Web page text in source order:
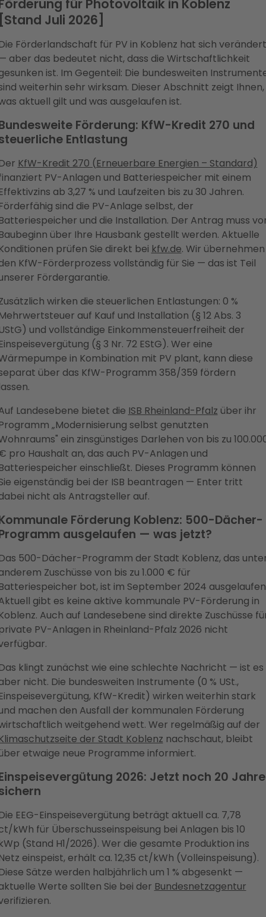
für Photovoltaik in Koblenz
Juli 2026]
Förderlandschaft für PV in Koblenz hat sich verändert
aber das bedeutet nicht, dass die Wirtschaftlichkeit
ist. Im Gegenteil: Die bundesweiten
weiterhin sehr wirksam. Dieser Abschnitt zeigt Ihnen,
aktuell gilt und was ausgelaufen ist.
Förderung: KfW-Kredit 270 und
Entlastung
KfW-Kredit 270 (Erneuerbare Energien – Standard)
PV-Anlagen und Batteriespeicher mit einem
ab 3,27 % und Laufzeiten bis zu 30 Jahren.
sind die PV-Anlage selbst, der
und die Installation. Der Antrag muss
über Ihre Hausbank gestellt werden. Aktuelle
prüfen Sie direkt bei kfw.de. Wir übernehmen
KfW-Förderprozess vollständig für Sie — das ist Teil
Fördergarantie.
wirken die steuerlichen Entlastungen: 0 %
auf Kauf und Installation (§ 12 Abs. 3
und vollständige Einkommensteuerfreiheit der
(§ 3 Nr. 72 EStG). Wer eine
in Kombination mit PV plant, kann diese
über das KfW-Programm 358/359 fördern
Landesebene bietet die ISB Rheinland-Pfalz über ihr
„Modernisierung selbst genutzten
ein zinsgünstiges Darlehen von bis zu
pro Haushalt an, das auch PV-Anlagen und
einschließt. Dieses Programm können
eigenständig bei der ISB beantragen — Enter tritt
nicht als Antragsteller auf.
Förderung Koblenz: 500-Dächer-
ausgelaufen — was jetzt?
500-Dächer-Programm der Stadt Koblenz, das
Zuschüsse von bis zu 1.000 € für
bot, ist im September 2024
gibt es keine aktive kommunale PV-Förderung in
Auch auf Landesebene sind direkte Zuschüsse
PV-Anlagen in Rheinland-Pfalz 2026 nicht
klingt zunächst wie eine schlechte Nachricht — ist es
nicht. Die bundesweiten Instrumente (0 % USt.,
KfW-Kredit) wirken weiterhin stark
machen den Ausfall der kommunalen Förderung
weitgehend wett. Wer regelmäßig auf der
der Stadt Koblenz nachschaut, bleibt
etwaige neue Programme informiert.
2026: Jetzt noch 20 Jahre
EEG-Einspeisevergütung beträgt aktuell ca. 7,78
kWh für Überschusseinspeisung bei Anlagen bis 10
(Stand H1/2026). Wer die gesamte Produktion ins
einspeist, erhält ca. 12,35 ct/kWh (Volleinspeisung).
Sätze werden halbjährlich um 1 % abgesenkt —
Werte sollten Sie bei der Bundesnetzagentur